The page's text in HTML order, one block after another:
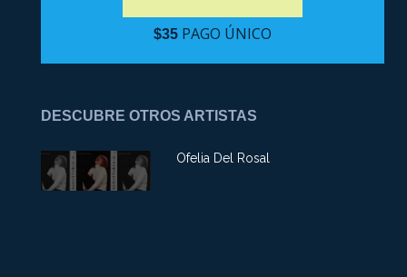
$35 PAGO ÚNICO
DESCUBRE OTROS ARTISTAS
Ofelia Del Rosal